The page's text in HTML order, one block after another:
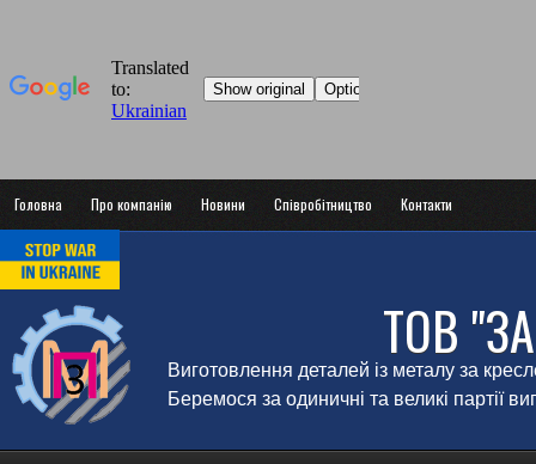
Головна Про компанію Новини Співробітництво Контакти
ТОВ
Виготовлення деталей із металу за
Беремося за одиничні та великі партії